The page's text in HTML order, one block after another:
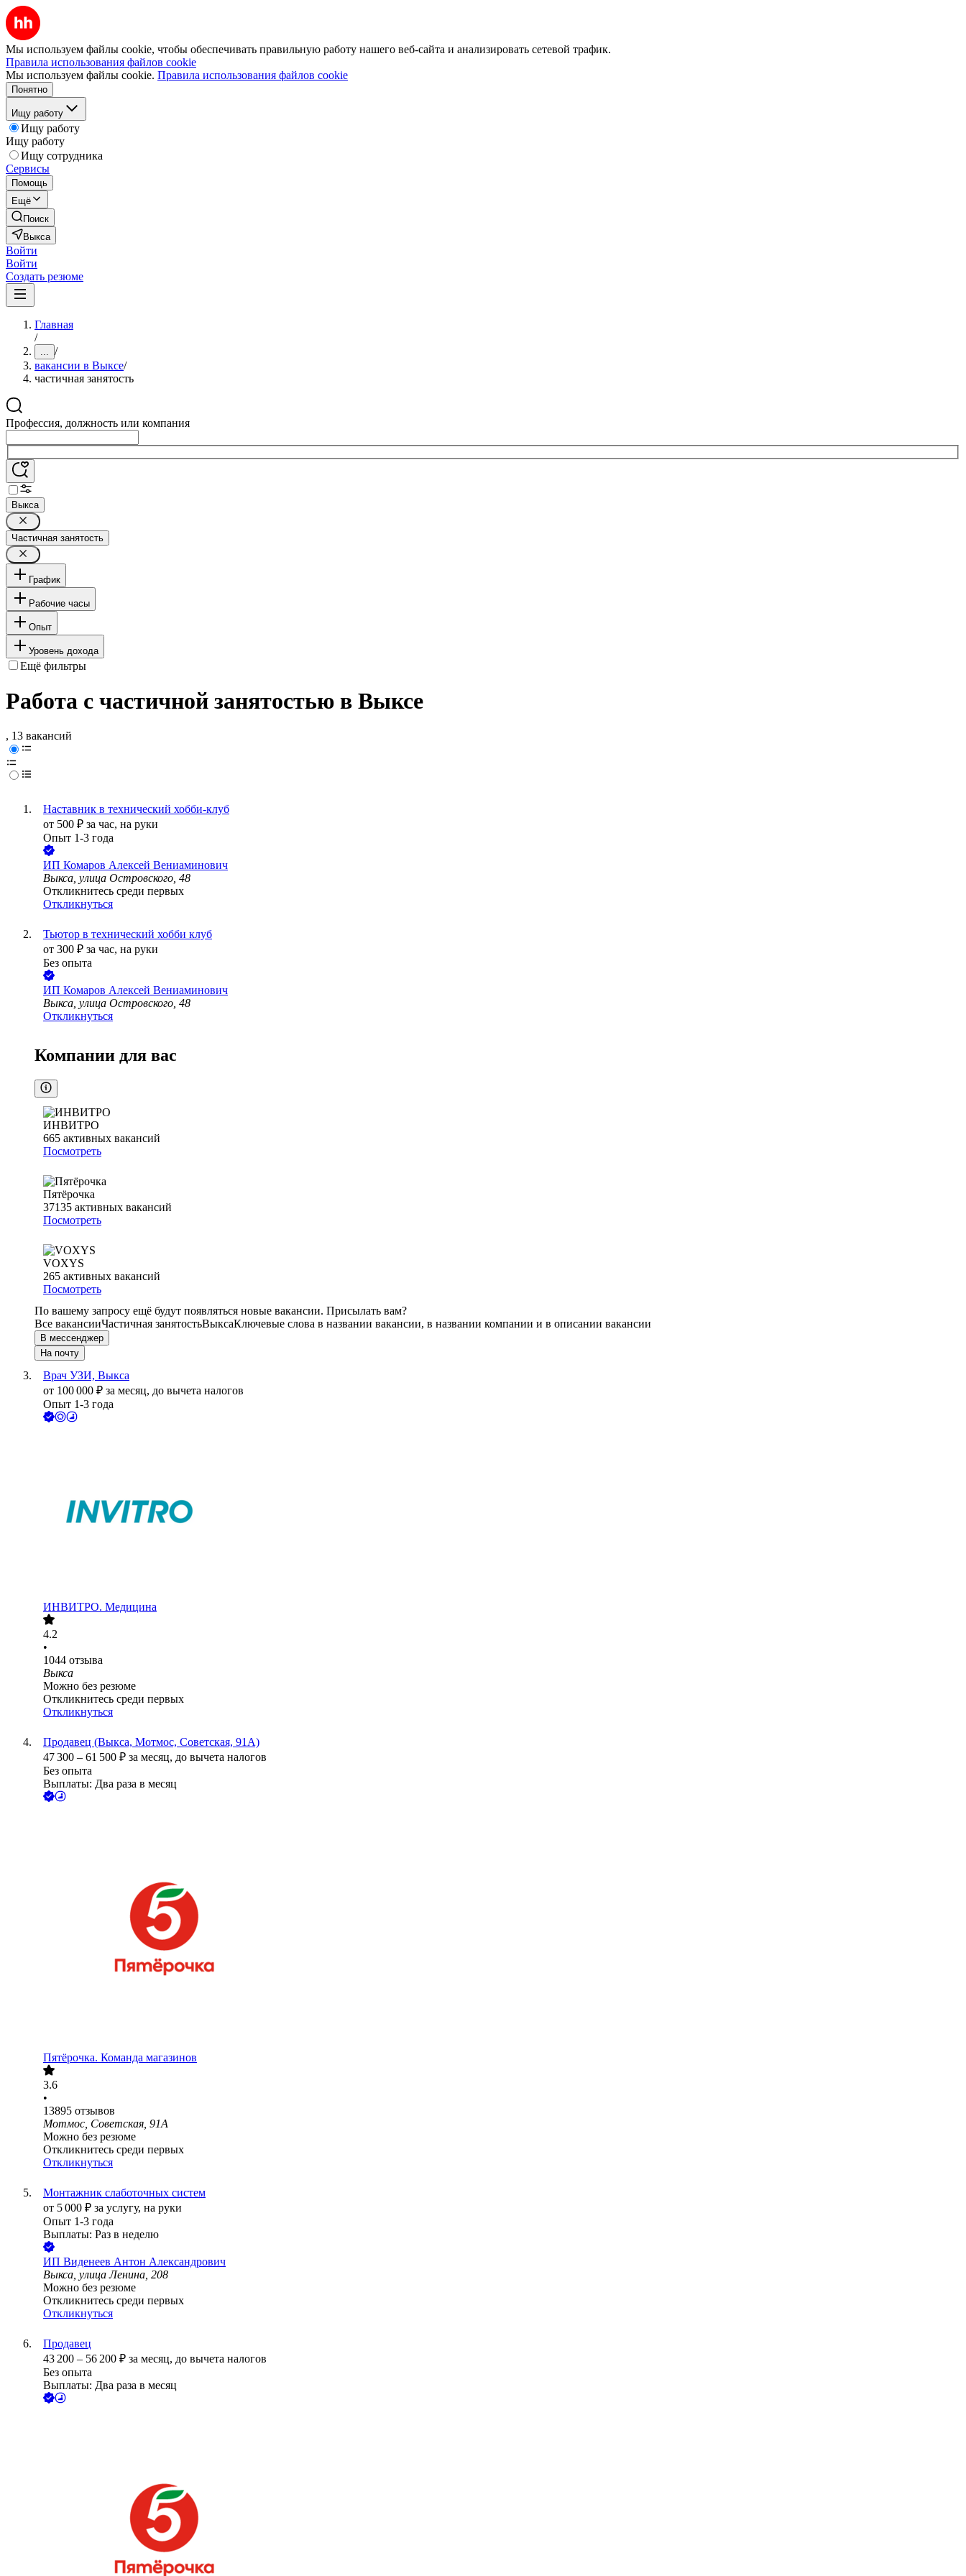
Мы используем файлы cookie, чтобы обеспечивать правильную работу нашего веб-сайта и анализировать сетевой трафик.
Правила использования файлов cookie
Мы используем файлы cookie. Правила использования файлов cookie
Понятно
Ищу работу
Ищу работу
Ищу работу
Ищу сотрудника
Сервисы
Помощь
Ещё
Поиск
Выкса
Войти
Войти
Создать резюме
Главная
/
... /
вакансии в Выксе/
частичная занятость
Профессия, должность или компания
Выкса
Частичная занятость
График
Рабочие часы
Опыт
Уровень дохода
Ещё фильтры
Работа с частичной занятостью в Выксе
, 13 вакансий
Наставник в технический хобби-клуб
от 500 ₽ за час, на руки
Опыт 1-3 года
ИП Комаров Алексей Вениаминович
Выкса, улица Островского, 48
Откликнитесь среди первых
Откликнуться
Тьютор в технический хобби клуб
от 300 ₽ за час, на руки
Без опыта
ИП Комаров Алексей Вениаминович
Выкса, улица Островского, 48
Откликнуться
Компании для вас
ИНВИТРО
665 активных вакансий
Посмотреть
Пятёрочка
37135 активных вакансий
Посмотреть
VOXYS
265 активных вакансий
Посмотреть
По вашему запросу ещё будут появляться новые вакансии. Присылать вам?
Все вакансииЧастичная занятостьВыксаКлючевые слова в названии вакансии, в названии компании и в описании вакансии
В мессенджер
На почту
Врач УЗИ, Выкса
от 100 000 ₽ за месяц, до вычета налогов
Опыт 1-3 года
ИНВИТРО. Медицина
4.2
•
1044 отзыва
Выкса
Можно без резюме
Откликнитесь среди первых
Откликнуться
Продавец (Выкса, Мотмос, Советская, 91А)
47 300 – 61 500 ₽ за месяц, до вычета налогов
Без опыта
Выплаты: Два раза в месяц
Пятёрочка. Команда магазинов
3.6
•
13895 отзывов
Мотмос, Советская, 91А
Можно без резюме
Откликнитесь среди первых
Откликнуться
Монтажник слаботочных систем
от 5 000 ₽ за услугу, на руки
Опыт 1-3 года
Выплаты: Раз в неделю
ИП Виденеев Антон Александрович
Выкса, улица Ленина, 208
Можно без резюме
Откликнитесь среди первых
Откликнуться
Продавец
43 200 – 56 200 ₽ за месяц, до вычета налогов
Без опыта
Выплаты: Два раза в месяц